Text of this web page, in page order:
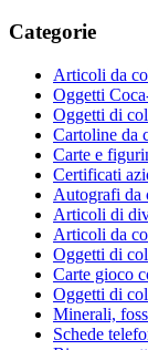
Categorie
Articoli da
Oggetti
Oggetti di
Cartoline da
Carte e
Certificati
Autografi da
Articoli di
Articoli da
Oggetti di
Carte gioco
Oggetti di
Minerali,
Schede